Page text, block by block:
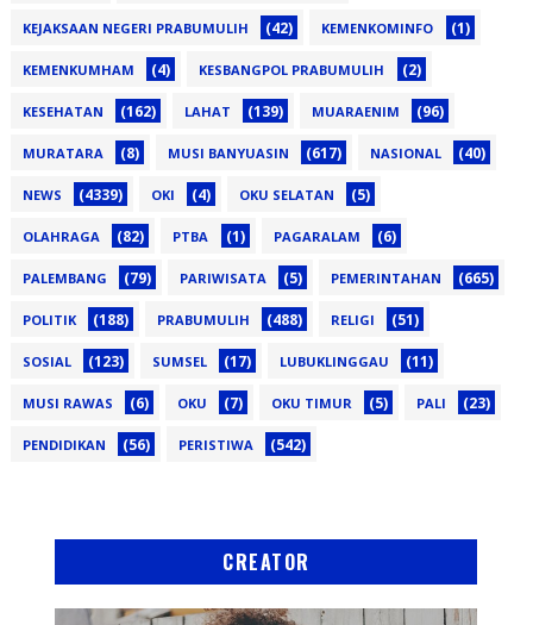
KEJAKSAAN NEGERI PRABUMULIH (42) KEMENKOMINFO (1)
KEMENKUMHAM (4) KESBANGPOL PRABUMULIH (2)
KESEHATAN (162) LAHAT (139) MUARAENIM (96)
MURATARA (8) MUSI BANYUASIN (617) NASIONAL (40)
NEWS (4339) OKI (4) OKU SELATAN (5)
OLAHRAGA (82) PTBA (1) PAGARALAM (6)
PALEMBANG (79) PARIWISATA (5) PEMERINTAHAN (665)
POLITIK (188) PRABUMULIH (488) RELIGI (51)
SOSIAL (123) SUMSEL (17) LUBUKLINGGAU (11)
MUSI RAWAS (6) OKU (7) OKU TIMUR (5) PALI (23)
PENDIDIKAN (56) PERISTIWA (542)
CREATOR